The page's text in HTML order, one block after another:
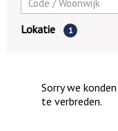
Lokatie 1
Sorry we
te verbreden.